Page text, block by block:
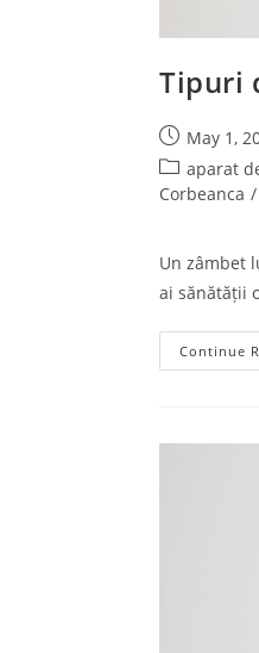
Tipuri
May 1,
aparat
Corbeanca /
Un zâmbet
ai sănătății
Continue